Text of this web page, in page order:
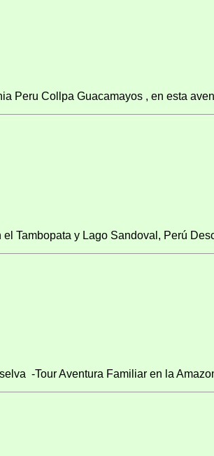
Peru Collpa Guacamayos , en esta
Tambopata y Lago Sandoval, Perú
-Tour Aventura Familiar en la